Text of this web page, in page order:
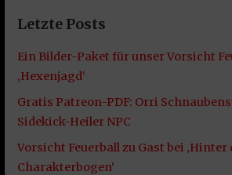
Letzte Posts
Ein Bilder-Paket für unser Vorsicht
‚Hexenjagd‘
Gratis Patreon-PDF: Orri
Sidekick-Heiler NPC
Vorsicht Feuerball zu Gast bei ‚Hinter
Charakterbogen‘